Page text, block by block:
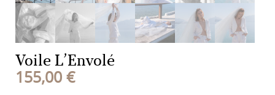
Voile L’Envolé
155,00 €